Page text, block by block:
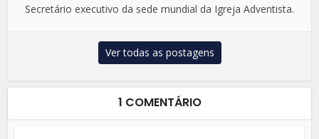
Secretário executivo da sede mundial da Igreja Adventista.
Ver todas as postagens
1 COMENTÁRIO